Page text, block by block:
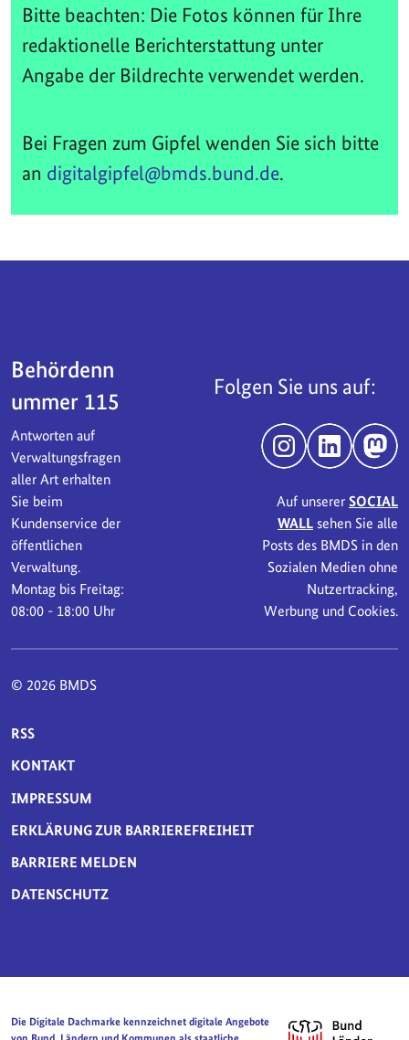
Bitte beachten: Die Fotos können für Ihre
redaktionelle Berichterstattung unter
Angabe der Bildrechte verwendet werden.
Bei Fragen zum Gipfel wenden Sie sich bitte
an digitalgipfel@bmds.bund.de.
Behördenn
ummer 115
Antworten auf
Verwaltungsfragen
aller Art erhalten
Sie beim
Kundenservice der
öffentlichen
Verwaltung.
Montag bis Freitag:
08:00 - 18:00 Uhr
Folgen Sie uns auf:
InstagramLinkedIn
Auf unserer SOCIAL
WALLsehen Sie alle
Posts des BMDS in den
Sozialen Medien ohne
Nutzertracking,
Werbung und Cookies.
© 2026 BMDS
SERVICE-NAVIGATION FUSSBEREICH
RSS
KONTAKT
IMPRESSUM
ERKLÄRUNG ZUR BARRIEREFREIHEIT
BARRIERE MELDEN
DATENSCHUTZ
Die Digitale Dachmarke kennzeichnet digitale Angebote